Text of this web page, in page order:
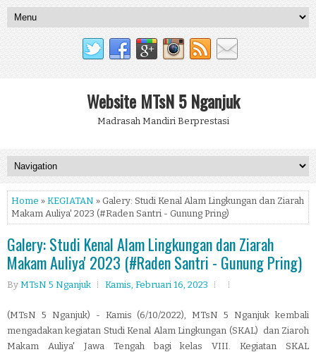
Website MTsN 5 Nganjuk
Madrasah Mandiri Berprestasi
Home » KEGIATAN » Galery: Studi Kenal Alam Lingkungan dan Ziarah
Makam Auliya' 2023 (#Raden Santri - Gunung Pring)
Galery: Studi Kenal Alam Lingkungan dan Ziarah
Makam Auliya' 2023 (#Raden Santri - Gunung Pring)
By MTsN 5 Nganjuk Kamis, Februari 16, 2023
(MTsN 5 Nganjuk) - Kamis (6/10/2022), MTsN 5 Nganjuk kembali
mengadakan kegiatan Studi Kenal Alam Lingkungan (SKAL) dan Ziaroh
Makam Auliya' Jawa Tengah bagi kelas VIII. Kegiatan SKAL